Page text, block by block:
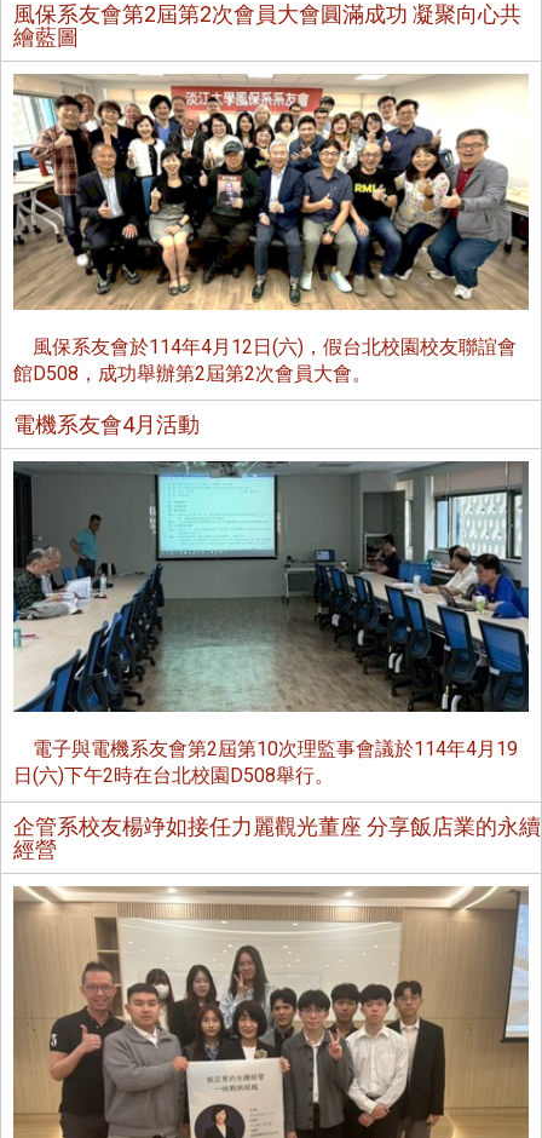
風保系友會第2屆第2次會員大會圓滿成功 凝聚向心共
繪藍圖
風保系友會於114年4月12日(六)，假台北校園校友聯誼會
館D508，成功舉辦第2屆第2次會員大會。
電機系友會4月活動
電子與電機系友會第2屆第10次理監事會議於114年4月19
日(六)下午2時在台北校園D508舉行。
企管系校友楊竫如接任力麗觀光董座 分享飯店業的永續
經營